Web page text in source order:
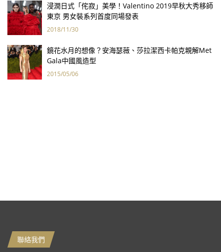
浸潤日式「侘寂」美學！Valentino 2019早秋大秀移師
東京 男女裝系列首度同場發表
2018/11/30
鏡花水月的想像？安海瑟薇、莎拉潔西卡帕克親解Met
Gala中國風造型
2015/05/06
聯絡我們